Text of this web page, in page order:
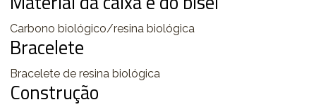
Carbono biológico/resina biológica
Bracelete
Bracelete de resina biológica
Construção